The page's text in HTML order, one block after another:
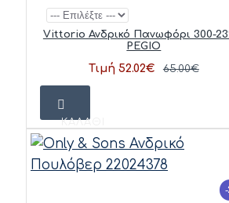
Vittorio Ανδρικό Πανωφόρι 300-
PEGIO
Τιμή 52.02€ 65.00€
ΚΑΛΆΘΙ